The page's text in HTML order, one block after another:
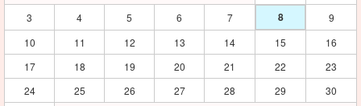
3
4 5 6 7 8
9
10
11 12 13 14 15
16
17
18 19 20 21 22
23
24
25 26 27 28 29
30